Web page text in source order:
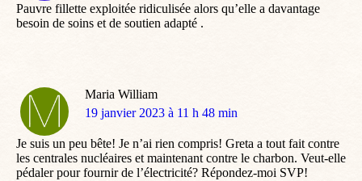
Pauvre fillette exploitée ridiculisée alors qu’elle a davantage
besoin de soins et de soutien adapté .
Maria William
dit
19 janvier 2023 à 11 h 48 min
Je suis un peu bête! Je n’ai rien compris! Greta a tout fait contre
les centrales nucléaires et maintenant contre le charbon. Veut-elle
pédaler pour fournir de l’électricité? Répondez-moi SVP!